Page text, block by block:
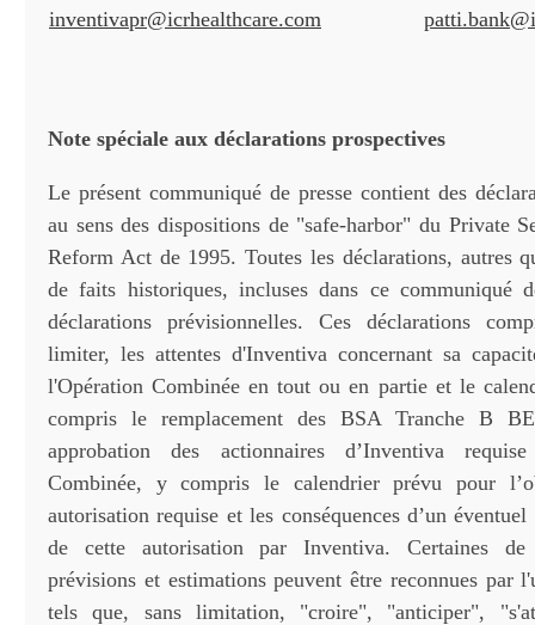
inventivapr@icrhealthcare.com
Note spéciale aux déclarations prospectives
Le présent communiqué de presse contient des
au sens des dispositions de "safe-harbor" du Private
Reform Act de 1995. Toutes les déclarations, autres
de faits historiques, incluses dans ce communiqué
déclarations prévisionnelles. Ces déclarations
limiter, les attentes d'Inventiva concernant sa
l'Opération Combinée en tout ou en partie et le
compris le remplacement des BSA Tranche B
approbation des actionnaires d’Inventiva
Combinée, y compris le calendrier prévu pour
autorisation requise et les conséquences d’un
de cette autorisation par Inventiva. Certaines de
prévisions et estimations peuvent être reconnues par
tels que, sans limitation, "croire", "anticiper",